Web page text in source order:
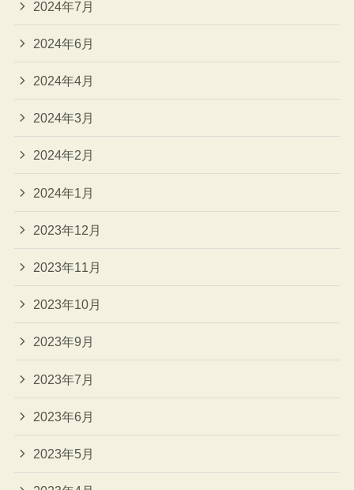
2024年7月
2024年6月
2024年4月
2024年3月
2024年2月
2024年1月
2023年12月
2023年11月
2023年10月
2023年9月
2023年7月
2023年6月
2023年5月